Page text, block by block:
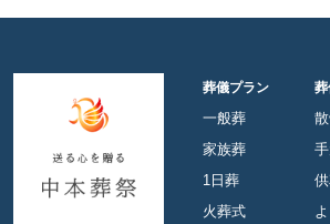
葬儀プラン
一般葬
家族葬
1日葬
火葬式
葬